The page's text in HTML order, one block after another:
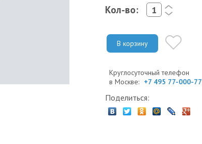
Кол-во:
<
>
В корзину
Круглосуточный телефон
в Москве: +7 495 77-000-77
Поделиться: